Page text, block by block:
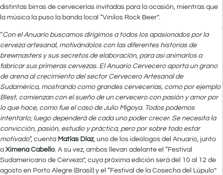
distintas birras de cervecerías invitadas para la ocasión, mientras que
la música la puso la banda local “Vinilos Rock Beer”.
“Con el Anuario buscamos dirigimos a todos los apasionados por la
cerveza artesanal, motivándolos con las diferentes historias de
brewmasters y sus secretos de elaboración, para así animarlos a
fabricar sus primeras cervezas. ElAnuario Cervecero aporta un grano
de arena al crecimiento del sector Cervecero Artesanal de
Sudamérica, mostrando como grandes cervecerías, como por ejemplo
Blest, comienzan con el sueño de un cervecero con pasión y amor por
lo que hace, como fue el caso de Julio Migoya. Todos podemos
intentarlo; luego dependerá de cada uno poder crecer. Se necesita la
convicción, pasión, estudio y práctica, pero por sobre todo estar
motivado“, cuenta Matías Díaz, uno de los ideólogos del Anuario, junto
a Ximena Cabello. A su vez, ambos llevan adelante el “Festival
Sudamericano de Cerveza”, cuya próxima edición será del 10 al 12 de
agosto en Porto Alegre (Brasil) y el “Festival de la Cosecha del Lúpulo”